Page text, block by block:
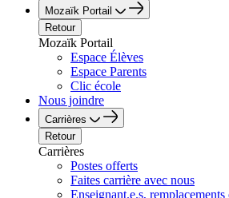
Mozaïk Portail
Retour
Mozaïk Portail
Espace Élèves
Espace Parents
Clic école
Nous joindre
Carrières
Retour
Carrières
Postes offerts
Faites carrière avec nous
Enseignant.e.s, remplacements